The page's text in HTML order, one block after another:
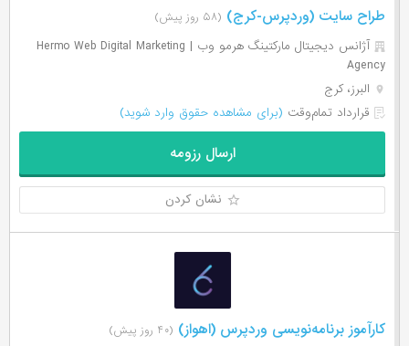
طراح سایت (وردپرس-کرج) (۵۸ روز پیش)
آژانس دیجیتال مارکتینگ هرمو وب | Hermo Web Digital Marketing
Agency
البرز، کرج
قرارداد تمام‌وقت (برای مشاهده حقوق وارد شوید)
ارسال رزومه
نشان کردن
کارآموز برنامه‌نویسی وردپرس (اهواز) (۴۰ روز پیش)